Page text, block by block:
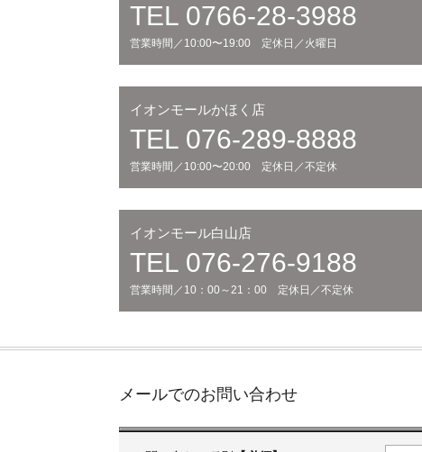
TEL 0766-28-3988
営業時間／10:00〜19:00 定休日／火曜日
イオンモールかほく店
TEL 076-289-8888
営業時間／10:00〜20:00 定休日／不定休
イオンモール白山店
TEL 076-276-9188
営業時間／10：00～21：00 定休日／不定休
メールでのお問い合わせ